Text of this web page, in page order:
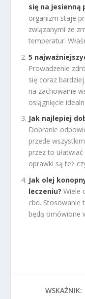
się na jesienną
organizm staje
związanymi ze
temperatur.
5
Prowadzenie
się coraz
na zachowanie
osiągnięcie
Jak najlepiej
Dobranie
przede
przez to
oprawki są też
Jak olej
leczeniu? Wiele
cbd. Stosowanie
będą omówione
WSKAŹNIK: